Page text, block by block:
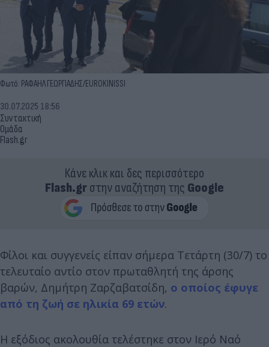
Φωτό: ΡΑΦΑΗΛ ΓΕΩΡΓΙΑΔΗΣ/EUROKINISSI
Συντακτική
Ομάδα
Flash.gr
30.07.2025 18:56
Κάνε κλικ και δες περισσότερο
Flash.grστην αναζήτηση της Google
Φίλοι και συγγενείς είπαν σήμερα Τετάρτη (30/7) το
τελευταίο αντίο στον πρωταθλητή της άρσης
βαρών, Δημήτρη Ζαρζαβατσίδη, ο οποίος έφυγε
από τη ζωή σε ηλικία 69 ετών.
Η εξόδιος ακολουθία τελέστηκε στον Ιερό Ναό